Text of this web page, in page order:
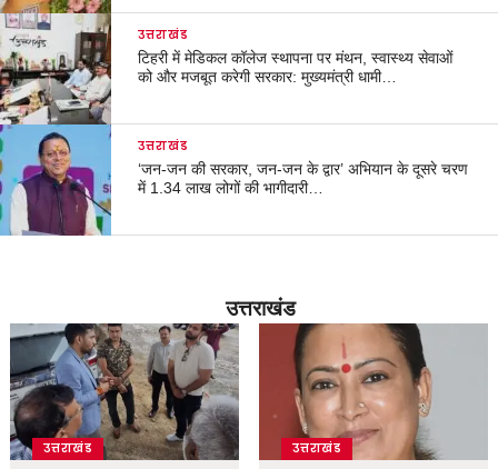
उत्तराखंड
टिहरी में मेडिकल कॉलेज स्थापना पर मंथन, स्वास्थ्य सेवाओं
को और मजबूत करेगी सरकार: मुख्यमंत्री धामी…
उत्तराखंड
‘जन-जन की सरकार, जन-जन के द्वार’ अभियान के दूसरे चरण
में 1.34 लाख लोगों की भागीदारी…
उत्तराखंड
उत्तराखंड उत्तराखंड